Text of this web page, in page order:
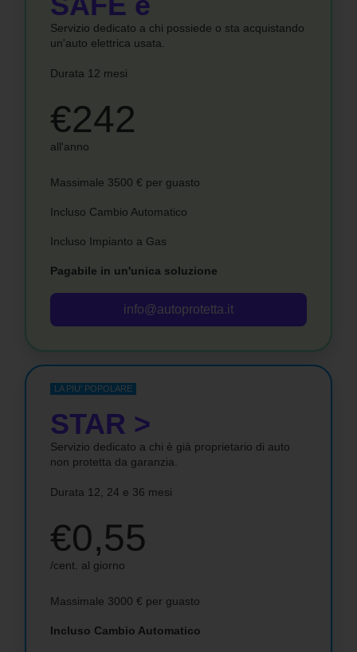
Servizio dedicato a chi possiede o sta acquistando
un'auto elettrica usata.
Durata 12 mesi
€242
all'anno
Massimale 3500 € per guasto
Incluso Cambio Automatico
Incluso Impianto a Gas
Pagabile in un'unica soluzione
info@autoprotetta.it
LA PIU' POPOLARE
STAR >
Servizio dedicato a chi è già proprietario di auto
non protetta da garanzia.
Durata 12, 24 e 36 mesi
€0,55
/cent. al giorno
Massimale 3000 € per guasto
Incluso Cambio Automatico